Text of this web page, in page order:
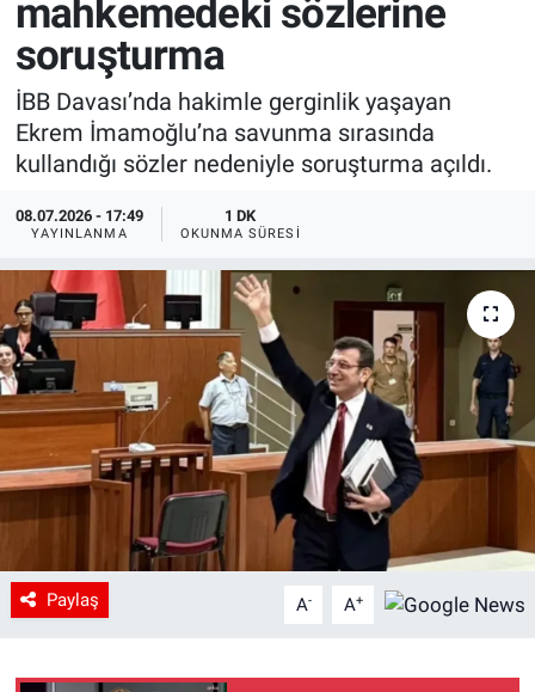
mahkemedeki sözlerine
soruşturma
İBB Davası’nda hakimle gerginlik yaşayan
Ekrem İmamoğlu’na savunma sırasında
kullandığı sözler nedeniyle soruşturma açıldı.
08.07.2026 - 17:49
YAYINLANMA
1 DK
OKUNMA SÜRESI
Paylaş A- A+